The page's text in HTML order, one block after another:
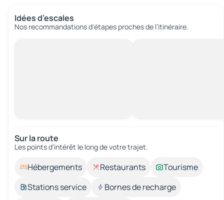
Idées d’escales
Nos recommandations d'étapes proches de l’itinéraire.
Sur la route
Les points d’intérêt le long de votre trajet.
Hébergements Restaurants
Tourisme
Stations service
Bornes de recharge